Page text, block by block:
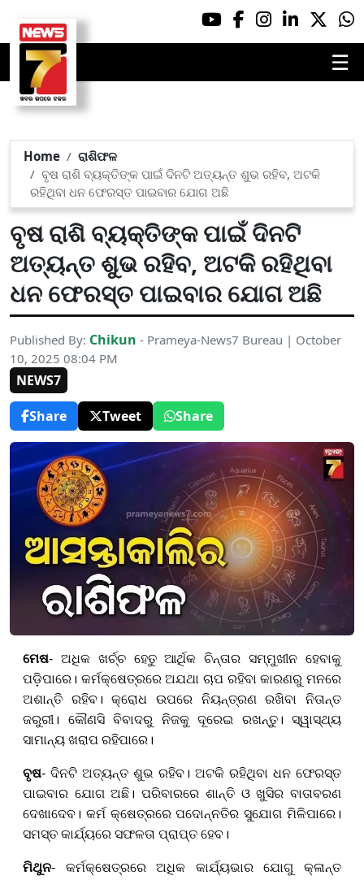
☰
Home
ରାଶିଫଳ
ବୃଷ ରାଶି ବ୍ୟକ୍ତିଙ୍କ ପାଇଁ ଦିନଟି ଅତ୍ୟନ୍ତ ଶୁଭ ରହିବ, ଅଟକି
ରହିଥିବା ଧନ ଫେରସ୍ତ ପାଇବାର ଯୋଗ ଅଛି
ବୃଷ ରାଶି ବ୍ୟକ୍ତିଙ୍କ ପାଇଁ ଦିନଟି
ଅତ୍ୟନ୍ତ ଶୁଭ ରହିବ, ଅଟକି ରହିଥିବା
ଧନ ଫେରସ୍ତ ପାଇବାର ଯୋଗ ଅଛି
Published By: Chikun - Prameya-News7 Bureau | October
10, 2025 08:04 PM
NEWS7
Share
Tweet Share
ମେଷ- ଅଧିକ ଖର୍ଚ୍ଚ ହେତୁ ଆର୍ଥିକ ଚିନ୍ତାର ସମ୍ମୁଖୀନ ହେବାକୁ
ପଡ଼ିପାରେ । କର୍ମକ୍ଷେତ୍ରରେ ଅଯଥା ଚାପ ରହିବା କାରଣରୁ ମନରେ
ଅଶାନ୍ତି ରହିବ। କ୍ରୋଧ ଉପରେ ନିୟନ୍ତ୍ରଣ ରଖିବା ନିତାନ୍ତ
ଜରୁରୀ। କୌଣସି ବିବାଦରୁ ନିଜକୁ ଦୂରେଇ ରଖନ୍ତୁ। ସ୍ୱାସ୍ଥ୍ୟ
ସାମାନ୍ୟ ଖରାପ ରହିପାରେ।
ବୃଷ- ଦିନଟି ଅତ୍ୟନ୍ତ ଶୁଭ ରହିବ। ଅଟକି ରହିଥିବା ଧନ ଫେରସ୍ତ
ପାଇବାର ଯୋଗ ଅଛି। ପରିବାରରେ ଶାନ୍ତି ଓ ଖୁସିର ବାତାବରଣ
ଦେଖାଦେବ। କର୍ମ କ୍ଷେତ୍ରରେ ପଦୋନ୍ନତିର ସୁଯୋଗ ମିଳିପାରେ।
ସମସ୍ତ କାର୍ଯ୍ୟରେ ସଫଳତା ପ୍ରାପ୍ତ ହେବ।
ମିଥୁନ- କର୍ମକ୍ଷେତ୍ରରେ ଅଧିକ କାର୍ଯ୍ୟଭାର ଯୋଗୁ କ୍ଳାନ୍ତ